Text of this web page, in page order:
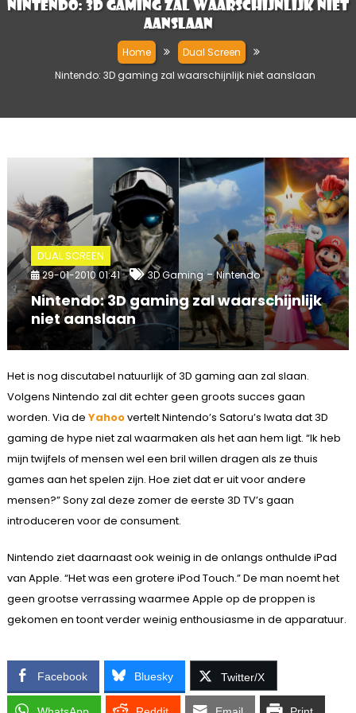
Nintendo: 3D gaming zal waarschijnlijk niet
aanslaan
Home
Dual Screen
Nintendo: 3D gaming zal waarschijnlijk niet aanslaan
DUAL SCREEN
29-01-2010 01:41 3D Gaming-Nintendo
Nintendo: 3D gaming zal waarschijnlijk
niet aanslaan
Het is nog discutabel natuurlijk of 3D gaming aan zal slaan.
Volgens Nintendo zal dit echter geen groots succes gaan
worden. Via de Yahoovertelt Nintendo’s Satoru’s Iwata dat 3D
gaming de hype niet zal waarmaken als het aan hem ligt. “Ik heb
mijn twijfels of mensen wel een bril willen dragen als ze thuis
games aan het spelen zijn. Hoe ziet dat er uit voor andere
mensen?” Sony zal deze zomer de eerste 3D TV’s gaan
introduceren voor de consument.
Nintendo ziet daarnaast ook weinig in de onlangs onthulde iPad
van Apple. “Het was een grotere iPod Touch.” De man noemt het
geen grootse verrassing waarmee Apple op de proppen is
gekomen en toont verder weinig enthousiasme in de apparatuur.
Facebook Bluesky Twitter/X